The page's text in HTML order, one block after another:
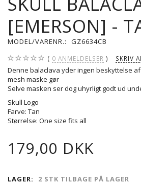
[EMERSON] -
MODEL/VARENR.: GZ6634CB
0 ANMELDELSER SKRIV
Denne balaclava yder ingen beskyttelse
mesh maske gør
Selve masken ser dog uhyrligt godt ud
Skull Logo
Farve: Tan
Størrelse: One size fits all
179,00 DKK
LAGER: 2 STK TILBAGE PÅ LAGER